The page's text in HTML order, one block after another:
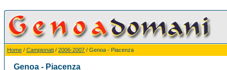
Home / Campionati / 2006-2007 / Genoa - Piacenza
Genoa - Piacenza